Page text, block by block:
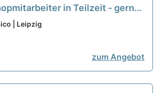
in Teilzeit - gerne
(m/w/d)
| Leipzig
zum Angebot